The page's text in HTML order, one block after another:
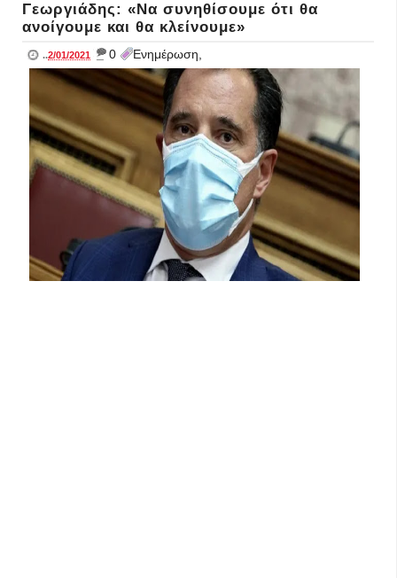
Γεωργιάδης: «Να συνηθίσουμε ότι θα
ανοίγουμε και θα κλείνουμε»
..2/01/2021 _ 0 Ενημέρωση,